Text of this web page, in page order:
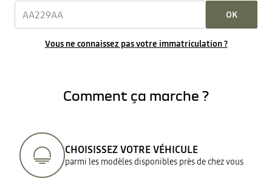
OK
Vous ne connaissez pas votre immatriculation ?
Comment ça marche ?
CHOISISSEZ VOTRE VÉHICULE
parmi les modèles disponibles près de chez vous